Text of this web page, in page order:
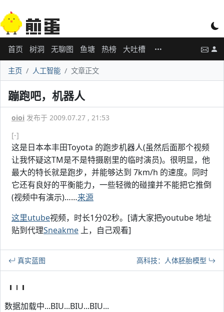
首页 树洞 无聊图 鱼塘 热榜 大吐槽
主页 人工智能 文章正文
蹦跑吧，机器人
oioi 发布于 2009.07.27 , 21:53
[-]
这是日本本丰田Toyota 的跑步机器人(虽然后面那个视频
让我怀疑这TM是不是特摄剧里的临时演员)。很明显，他
最大的特长就是跑步，并能够达到 7km/h 的速度。同时
它还有良好的平衡能力，一些轻微的碰撞并不能把它推倒
(视频中有演示)……来源
这里utube视频，时长1分02秒。[请大家把youtube 地址
贴到代理Sneakme 上，自己观看]
真实蓝图 高科技：人体胚胎模型
数据加载中...BIU...BIU...BIU...